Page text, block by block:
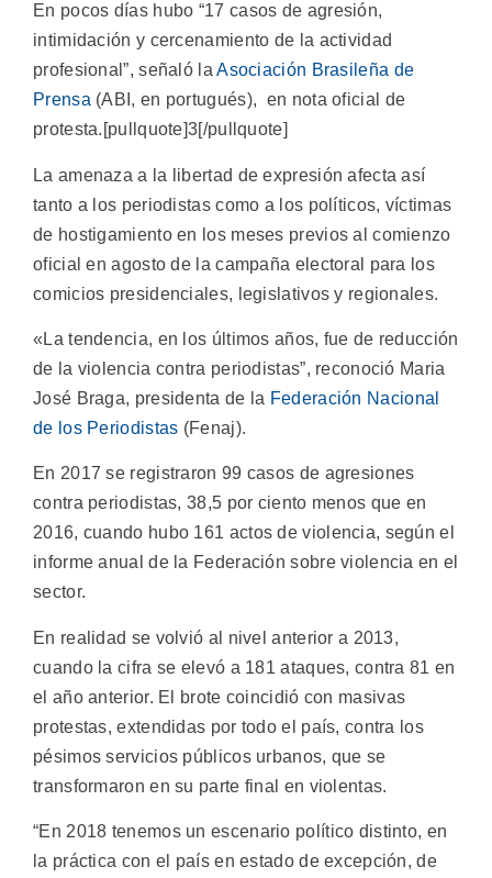
En pocos días hubo “17 casos de agresión,
intimidación y cercenamiento de la actividad
profesional”, señaló laAsociación Brasileña de
Prensa (ABI, en portugués), en nota oficial de
protesta.[pullquote]3[/pullquote]
La amenaza a la libertad de expresión afecta así
tanto a los periodistas como a los políticos, víctimas
de hostigamiento en los meses previos al comienzo
oficial en agosto de la campaña electoral para los
comicios presidenciales, legislativos y regionales.
«La tendencia, en los últimos años, fue de reducción
de la violencia contra periodistas”, reconoció Maria
José Braga, presidenta de la Federación Nacional
de los Periodistas (Fenaj).
En 2017 se registraron 99 casos de agresiones
contra periodistas, 38,5 por ciento menos que en
2016, cuando hubo 161 actos de violencia, según el
informe anual de la Federación sobre violencia en el
sector.
En realidad se volvió al nivel anterior a 2013,
cuando la cifra se elevó a 181 ataques, contra 81 en
el año anterior. El brote coincidió con masivas
protestas, extendidas por todo el país, contra los
pésimos servicios públicos urbanos, que se
transformaron en su parte final en violentas.
“En 2018 tenemos un escenario político distinto, en
la práctica con el país en estado de excepción, de